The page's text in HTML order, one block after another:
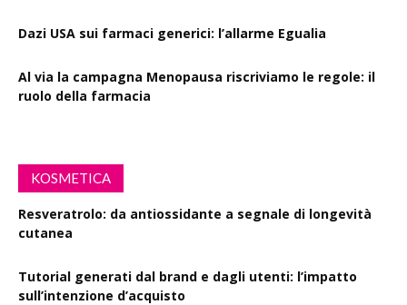
ruolo della farmacia
KOSMETICA
Resveratrolo: da antiossidante a segnale di longevità
cutanea
sull’intenzione d’acquisto